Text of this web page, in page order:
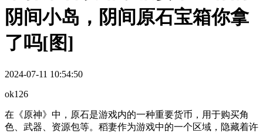
阴间小岛，阴间原石宝箱你拿
了吗[图]
2024-07-11 10:54:50
ok126
在《原神》中，原石是游戏内的一种重要货币，用于购买角
色、武器、资源包等。稻妻作为游戏中的一个区域，隐藏着许